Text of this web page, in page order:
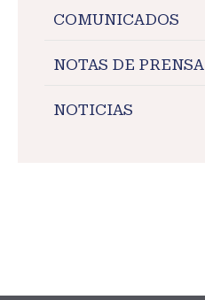
COMUNICADOS
NOTAS DE PRENSA
NOTICIAS